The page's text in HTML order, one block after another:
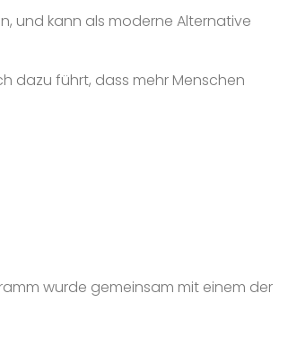
und kann als moderne Alternative
dazu führt, dass mehr Menschen
wurde gemeinsam mit einem der